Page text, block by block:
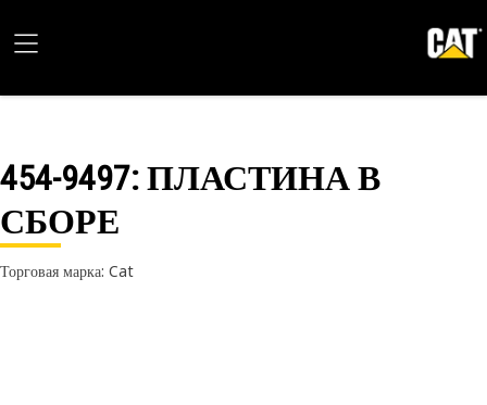
454-9497: ПЛАСТИНА В
СБОРЕ
Торговая марка: Cat